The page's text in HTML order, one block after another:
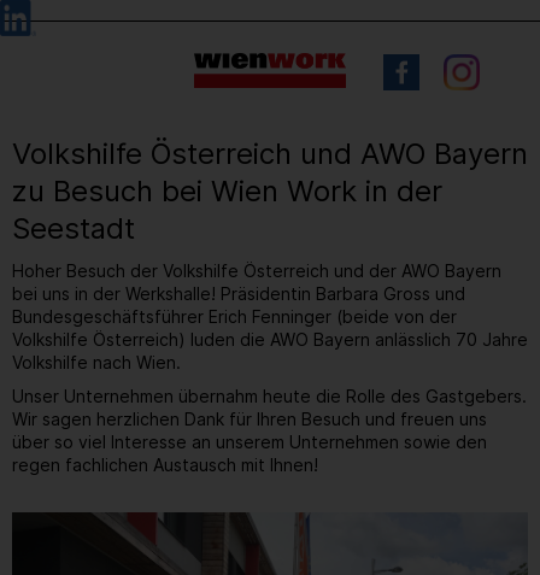
Barrierefreie
Bedienung
Sprachauswahl
Volkshilfe Österreich und AWO Bayern
zu Besuch bei Wien Work in der
Seestadt
Hoher Besuch der Volkshilfe Österreich und der AWO Bayern
bei uns in der Werkshalle! Präsidentin Barbara Gross und
Bundesgeschäftsführer Erich Fenninger (beide von der
Volkshilfe Österreich) luden die AWO Bayern anlässlich 70 Jahre
Volkshilfe nach Wien.
Unser Unternehmen übernahm heute die Rolle des Gastgebers.
Wir sagen herzlichen Dank für Ihren Besuch und freuen uns
über so viel Interesse an unserem Unternehmen sowie den
regen fachlichen Austausch mit Ihnen!